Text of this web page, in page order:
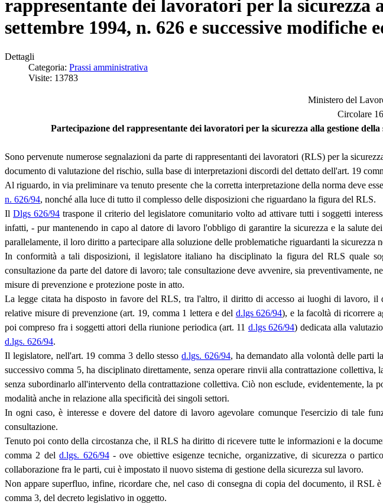
rappresentante dei lavoratori per la sicurezza
settembre 1994, n. 626 e successive modifiche
Dettagli
Categoria: Prassi amministrativa
Visite: 13783
Ministero del
Circolare
Partecipazione del rappresentante dei lavoratori per la sicurezza alla gestione
Sono pervenute numerose segnalazioni da parte di rappresentanti dei lavoratori (RLS) per la
documento di valutazione del rischio, sulla base di interpretazioni discordi del dettato dell'art. 19
Al riguardo, in via preliminare va tenuto presente che la corretta interpretazione della norma deve
n. 626/94, nonché alla luce di tutto il complesso delle disposizioni che riguardano la figura del RLS.
IlDlgs 626/94 traspone il criterio del legislatore comunitario volto ad attivare tutti i soggetti
infatti, - pur mantenendo in capo al datore di lavoro l'obbligo di garantire la sicurezza e la salute
parallelamente, il loro diritto a partecipare alla soluzione delle problematiche riguardanti la sicurezza
In conformità a tali disposizioni, il legislatore italiano ha disciplinato la figura del RLS quale
consultazione da parte del datore di lavoro; tale consultazione deve avvenire, sia
misure di prevenzione e protezione poste in atto.
La legge citata ha disposto in favore del RLS, tra l'altro, il diritto di accesso ai luoghi di lavoro,
relative misure di prevenzione (art. 19, comma 1 lettera e del d.lgs 626/94), e la facoltà di ricorrere
poi compreso fra i soggetti attori della riunione periodica (art. 11 d.lgs 626/94) dedicata alla
d.lgs. 626/94.
Il legislatore, nell'art. 19 comma 3 dello stesso d.lgs. 626/94, ha demandato alla volontà delle parti
successivo comma 5, ha disciplinato direttamente, senza operare rinvii alla contrattazione
senza subordinarlo all'intervento della contrattazione collettiva. Ciò non esclude, evidentemente,
modalità anche in relazione alla specificità dei singoli settori.
In ogni caso, è interesse e dovere del datore di lavoro agevolare comunque l'esercizio di tale
consultazione.
Tenuto poi conto della circostanza che, il RLS ha diritto di ricevere tutte le informazioni e la
comma 2 deld.lgs. 626/94- ove obiettive esigenze tecniche, organizzative, di sicurezza o
collaborazione fra le parti, cui è impostato il nuovo sistema di gestione della sicurezza sul lavoro.
Non appare superfluo, infine, ricordare che, nel caso di consegna di copia del documento, il RSL
comma 3, del decreto legislativo in oggetto.